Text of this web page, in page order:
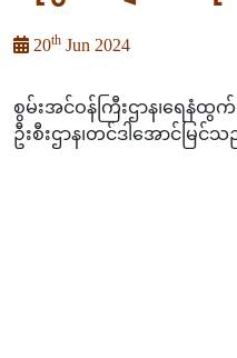
20th Jun 2024
စွမ်းအင်ဝန်ကြီးဌာန၊ရေနံထွ
ဦးစီးဌာန၊တင်ဒါအောင်မြင်